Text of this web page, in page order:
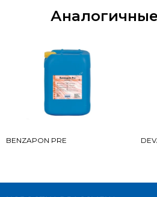
BENZAPON PRE